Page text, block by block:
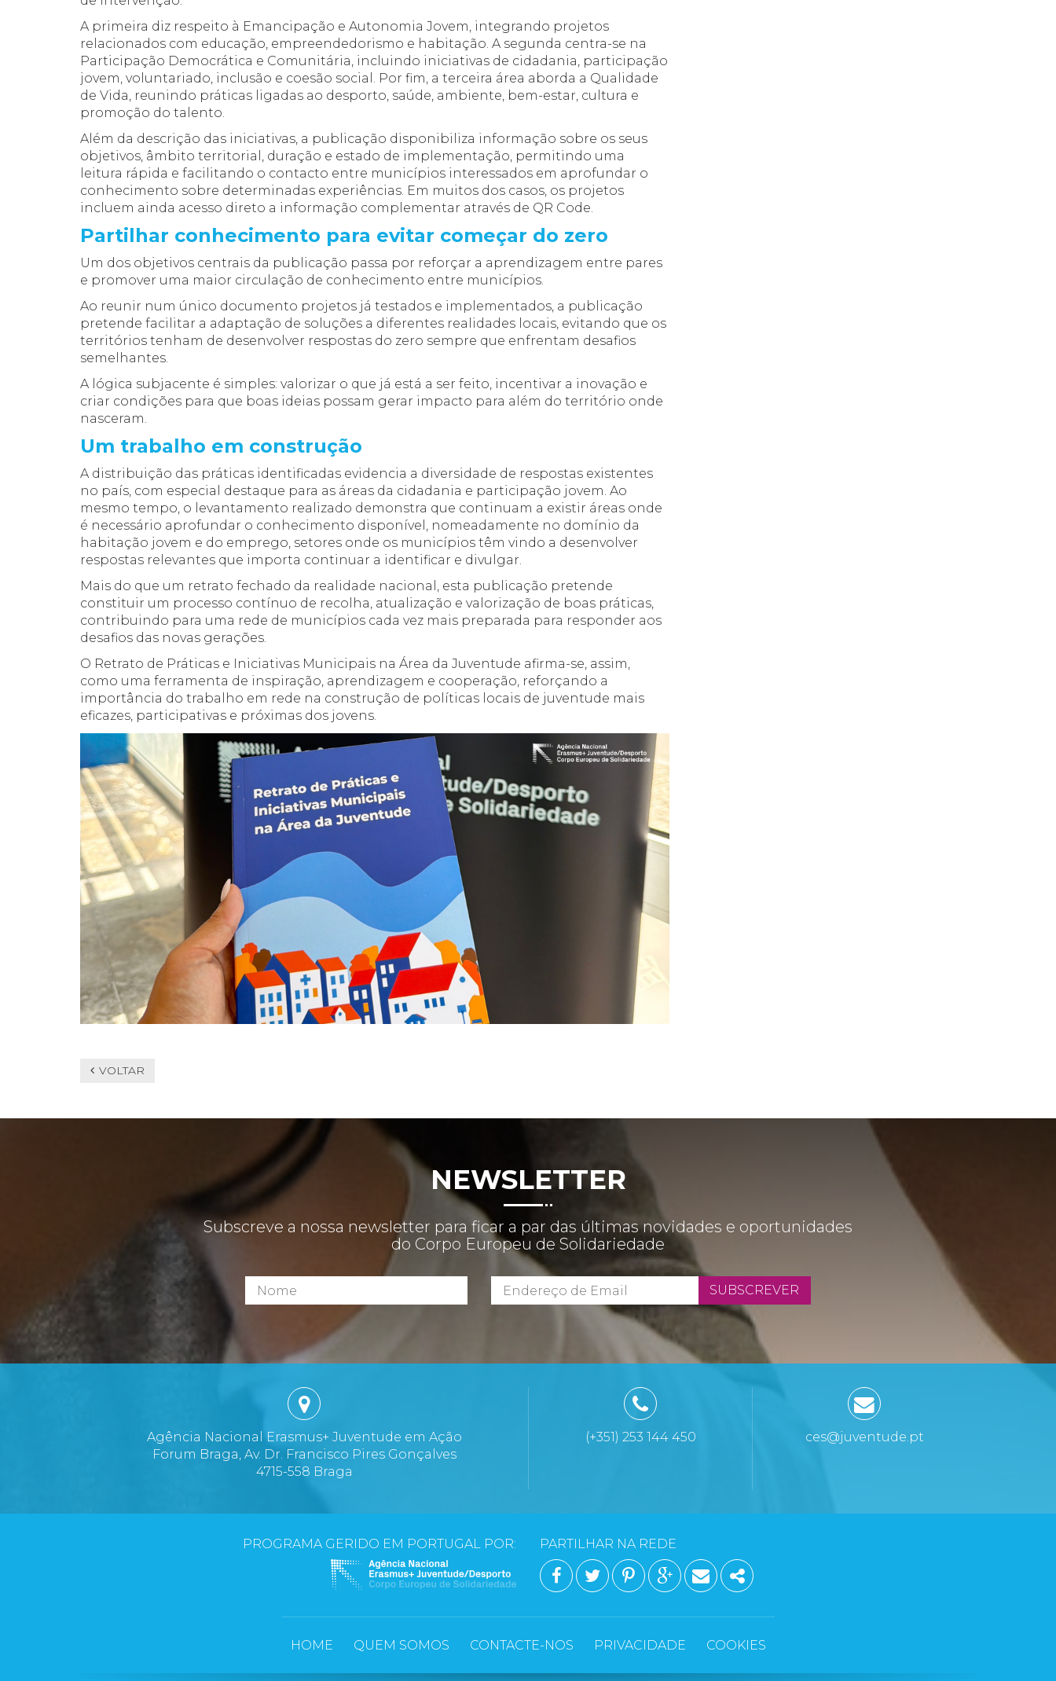
A primeira diz respeito à Emancipação e Autonomia Jovem, integrando projetos
relacionados com educação, empreendedorismo e habitação. A segunda centra-se na
Participação Democrática e Comunitária, incluindo iniciativas de cidadania, participação
jovem, voluntariado, inclusão e coesão social. Por fim, a terceira área aborda a Qualidade
de Vida, reunindo práticas ligadas ao desporto, saúde, ambiente, bem-estar, cultura e
promoção do talento.
Além da descrição das iniciativas, a publicação disponibiliza informação sobre os seus
objetivos, âmbito territorial, duração e estado de implementação, permitindo uma
leitura rápida e facilitando o contacto entre municípios interessados em aprofundar o
conhecimento sobre determinadas experiências. Em muitos dos casos, os projetos
incluem ainda acesso direto a informação complementar através de QR Code.
Partilhar conhecimento para evitar começar do zero
Um dos objetivos centrais da publicação passa por reforçar a aprendizagem entre pares
e promover uma maior circulação de conhecimento entre municípios.
Ao reunir num único documento projetos já testados e implementados, a publicação
pretende facilitar a adaptação de soluções a diferentes realidades locais, evitando que os
territórios tenham de desenvolver respostas do zero sempre que enfrentam desafios
semelhantes.
A lógica subjacente é simples: valorizar o que já está a ser feito, incentivar a inovação e
criar condições para que boas ideias possam gerar impacto para além do território onde
nasceram.
Um trabalho em construção
A distribuição das práticas identificadas evidencia a diversidade de respostas existentes
no país, com especial destaque para as áreas da cidadania e participação jovem. Ao
mesmo tempo, o levantamento realizado demonstra que continuam a existir áreas onde
é necessário aprofundar o conhecimento disponível, nomeadamente no domínio da
habitação jovem e do emprego, setores onde os municípios têm vindo a desenvolver
respostas relevantes que importa continuar a identificar e divulgar.
Mais do que um retrato fechado da realidade nacional, esta publicação pretende
constituir um processo contínuo de recolha, atualização e valorização de boas práticas,
contribuindo para uma rede de municípios cada vez mais preparada para responder aos
desafios das novas gerações.
O Retrato de Práticas e Iniciativas Municipais na Área da Juventude afirma-se, assim,
como uma ferramenta de inspiração, aprendizagem e cooperação, reforçando a
importância do trabalho em rede na construção de políticas locais de juventude mais
eficazes, participativas e próximas dos jovens.
VOLTAR
NEWSLETTER
Subscreve a nossa newsletter para ficar a par das últimas novidades e oportunidades
do Corpo Europeu de Solidariedade
SUBSCREVER
Agência Nacional Erasmus+ Juventude em Ação
Forum Braga, Av. Dr. Francisco Pires Gonçalves
4715-558 Braga
(+351) 253 144 450 ces@juventude.pt
PROGRAMA GERIDO EM PORTUGAL POR: PARTILHAR NA REDE
FACEBOOK
TWITTERPINTEREST
GOOGLE PLUS
EMAILSHARE
HOME QUEM SOMOS CONTACTE-NOS PRIVACIDADE COOKIES